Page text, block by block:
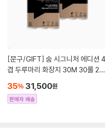
[문구/GIFT]
겹 두루마리 화장지 30M 30롤 2팩
35% 31,500원
판매자 배송